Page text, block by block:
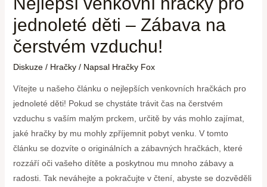
jednoleté děti – Zábava na
čerstvém vzduchu!
Diskuze / Hračky/ Napsal Hračky Fox
Vítejte u našeho článku o nejlepších venkovních hračkách pro
jednoleté děti! Pokud se chystáte trávit čas na čerstvém
vzduchu s vaším malým prckem, určitě by vás mohlo zajímat,
jaké hračky by mu mohly zpříjemnit pobyt venku. V tomto
článku se dozvíte o originálních a zábavných hračkách, které
rozzáří oči vašeho dítěte a poskytnou mu mnoho zábavy a
radosti. Tak neváhejte a pokračujte v čtení, abyste se dozvěděli